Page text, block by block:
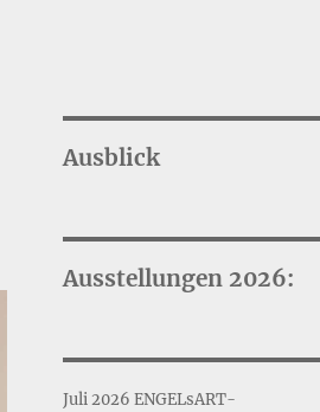
Ausblick
Ausstellungen 2026:
Juli 2026 ENGELsART-